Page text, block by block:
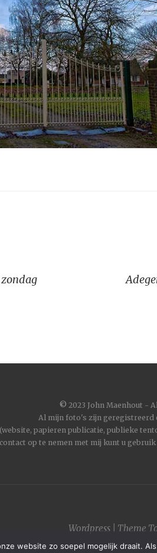
© 2023 John Maenhout -
Al mijn foto's zijn geregistreerd
papieren publicatie, publieke
op te nemen met mij kunt u
Wordpress| Theme
website zo soepel mogelijk draait.